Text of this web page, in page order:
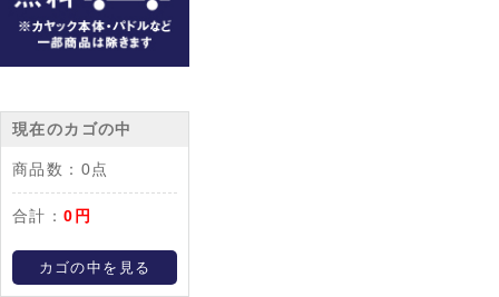
現在のカゴの中
商品数： 0点
合計：0円
カゴの中を見る